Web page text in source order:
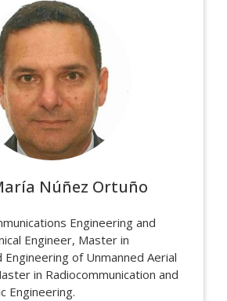
Núñez Ortuño
Engineering and
Engineer, Master in
of Unmanned Aerial
in Radiocommunication and
Engineering.